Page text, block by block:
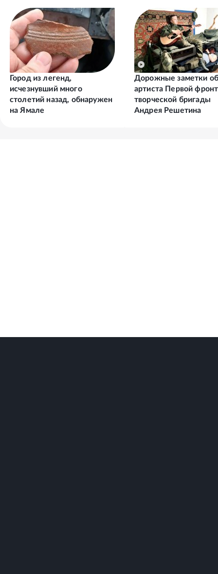
Город из легенд,
исчезнувший много
столетий назад, обнаружен
на Ямале
Дорожные заметки
артиста Первой
творческой бригады
Андрея Решетина